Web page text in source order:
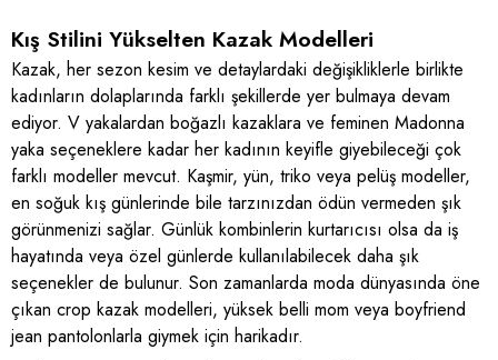
Kış Stilini Yükselten Kazak Modelleri
Kazak, her sezon kesim ve detaylardaki değişikliklerle birlikte
kadınların dolaplarında farklı şekillerde yer bulmaya devam
ediyor. V yakalardan boğazlı kazaklara ve feminen Madonna
yaka seçeneklere kadar her kadının keyifle giyebileceği çok
farklı modeller mevcut. Kaşmir, yün, triko veya pelüş modeller,
en soğuk kış günlerinde bile tarzınızdan ödün vermeden şık
görünmenizi sağlar. Günlük kombinlerin kurtarıcısı olsa da iş
hayatında veya özel günlerde kullanılabilecek daha şık
seçenekler de bulunur. Son zamanlarda moda dünyasında öne
çıkan crop kazak modelleri, yüksek belli mom veya boyfriend
jean pantolonlarla giymek için harikadır.